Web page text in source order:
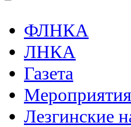
ФЛНКА
ЛНКА
Газета
Мероприятия
Лезгинские